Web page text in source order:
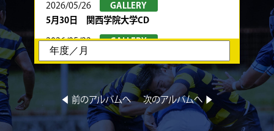
2026/05/26
GALLERY
5月30日 関西学院大学CD
2026/05/22
GALLERY
5月24日 春季トーナメント 京都産業大学
2026/05/22
GALLERY
5月23日 京都産業大学BC
2026/05/08
GALLERY
5月10日 龍谷大学AB
◀︎ 前のアルバムへ 次のアルバムへ ▶︎